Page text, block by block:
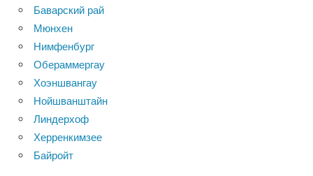
Баварский рай
Мюнхен
Нимфенбург
Обераммергау
Хоэншвангау
Нойшванштайн
Линдерхоф
Херренкимзее
Байройт